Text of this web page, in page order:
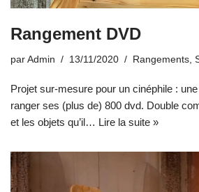
Rangement DVD
par Admin 13/11/2020 Rangements,
Projet sur-mesure pour un cinéphile :
ranger ses (plus de) 800 dvd. Double
et les objets qu’il… Lire la suite »